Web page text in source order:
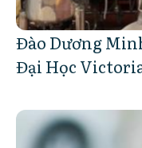
Đào Dương
Đại Học